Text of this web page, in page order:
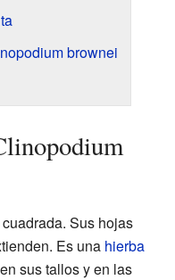
brownei
Sus hojas
Es una hierba
sus tallos y en las